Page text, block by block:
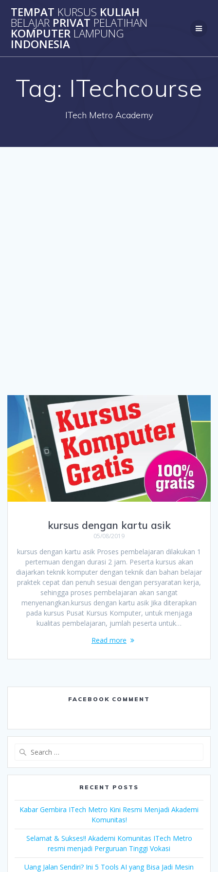
to
content
TEMPAT KURSUS KULIAH
BELAJAR PRIVAT PELATIHAN
KOMPUTER LAMPUNG
INDONESIA
Tag: ITechcourse
ITech Metro Academy
kursus dengan kartu asik
05/08/2019
kursus dengan kartu asik Proses pembelajaran dilakukan 1
pertemuan dengan durasi 2 jam. Peserta kursus akan
diajarkan teknik komputer dengan teknik dan bahan belajar
praktek cepat dan penuh sesuai dengan persyaratan kerja,
sehingga proses pembelajaran akan sangat
menyenangkan.kursus dengan kartu asik Jika diterapkan
pada kursus Pusat Kursus Komputer, untuk menjaga
kualitas pembelajaran, jumlah peserta untuk…
Read more
FACEBOOK COMMENT
RECENT POSTS
Kabar Gembira ITech Metro Kini Resmi Menjadi Akademi
Komunitas!
Selamat & Sukses!! Akademi Komunitas ITech Metro
resmi menjadi Perguruan Tinggi Vokasi
Uang Jalan Sendiri? Ini 5 Tools AI yang Bisa Jadi Mesin